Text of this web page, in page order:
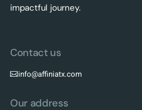
impactful journey.
Contact us
info@affiniatx.com
Our address